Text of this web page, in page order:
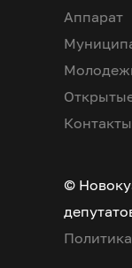
Аппарат
Контакты
©